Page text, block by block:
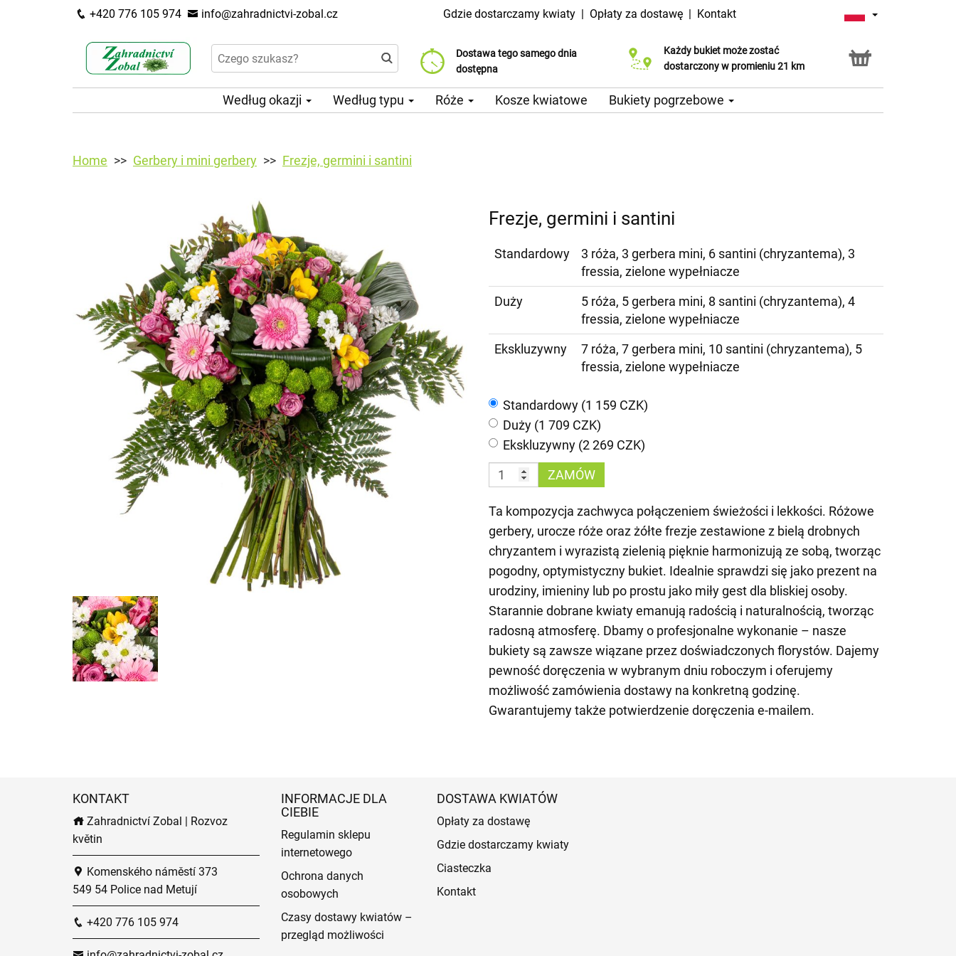
+420 776 105 974 info@zahradnictvi-zobal.cz Gdzie dostarczamy kwiaty | Opłaty za dostawę | Kontakt
Dostawa tego samego dnia
dostępna
Koszt dostawy już od 99 CZK
Wybierz datę dostawy
Każdy bukiet może zostać
dostarczony w promieniu 21 km
Usługa Click & Collect
Według okazji Według typu Róże Kosze kwiatowe Bukiety pogrzebowe
Home Gerbery i mini gerbery Frezje, germini i santini
Frezje, germini i santini
Standardowy
3 róża, 3 gerbera mini, 6 santini (chryzantema), 3
fressia, zielone wypełniacze
Duży
5 róża, 5 gerbera mini, 8 santini (chryzantema), 4
fressia, zielone wypełniacze
Ekskluzywny
7 róża, 7 gerbera mini, 10 santini (chryzantema), 5
fressia, zielone wypełniacze
Standardowy (1 159 CZK)
Duży (1 709 CZK)
Ekskluzywny (2 269 CZK)
ZAMÓW
Ta kompozycja zachwyca połączeniem świeżości i lekkości. Różowe
gerbery, urocze róże oraz żółte frezje zestawione z bielą drobnych
chryzantem i wyrazistą zielenią pięknie harmonizują ze sobą, tworząc
pogodny, optymistyczny bukiet. Idealnie sprawdzi się jako prezent na
urodziny, imieniny lub po prostu jako miły gest dla bliskiej osoby.
Starannie dobrane kwiaty emanują radością i naturalnością, tworząc
radosną atmosferę. Dbamy o profesjonalne wykonanie – nasze
bukiety są zawsze wiązane przez doświadczonych florystów. Dajemy
pewność doręczenia w wybranym dniu roboczym i oferujemy
możliwość zamówienia dostawy na konkretną godzinę.
Gwarantujemy także potwierdzenie doręczenia e-mailem.
KONTAKT
Zahradnictví Zobal | Rozvoz
květin
Komenského náměstí 373
549 54 Police nad Metují
+420 776 105 974
INFORMACJE DLA
CIEBIE
Regulamin sklepu
internetowego
Ochrona danych
osobowych
Czasy dostawy kwiatów –
przegląd możliwości
DOSTAWA KWIATÓW
Opłaty za dostawę
Gdzie dostarczamy kwiaty
Ciasteczka
Kontakt